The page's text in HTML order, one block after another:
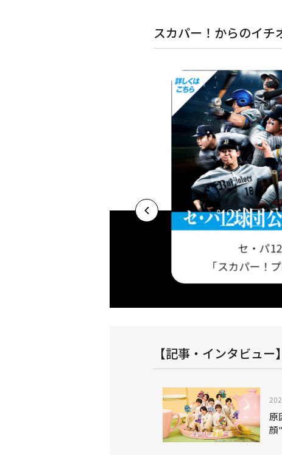
スカパー！からのイチ
セ・パ
「スカパー！
【記事・インタビュ
原
顔